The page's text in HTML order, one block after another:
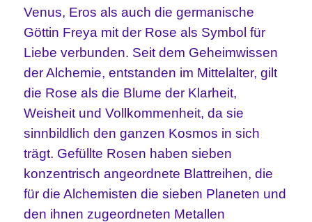
Venus, Eros als auch die germanische
Göttin Freya mit der Rose als Symbol für
Liebe verbunden. Seit dem Geheimwissen
der Alchemie, entstanden im Mittelalter, gilt
die Rose als die Blume der Klarheit,
Weisheit und Vollkommenheit, da sie
sinnbildlich den ganzen Kosmos in sich
trägt. Gefüllte Rosen haben sieben
konzentrisch angeordnete Blattreihen, die
für die Alchemisten die sieben Planeten und
den ihnen zugeordneten Metallen